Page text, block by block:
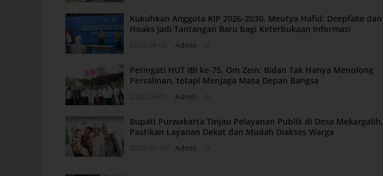
Kukuhkan Anggota KIP 2026-2030, Meutya Hafid: Deepfake dan
Hoaks Jadi Tantangan Baru bagi Keterbukaan Informasi
Admin
Peringati HUT IBI ke-75, Om Zein: Bidan Tak Hanya Menolong
Persalinan, tetapi Menjaga Masa Depan Bangsa
Admin
Bupati Purwakarta Tinjau Pelayanan Publik di Desa Mekargalih,
Pastikan Layanan Dekat dan Mudah Diakses Warga
Admin